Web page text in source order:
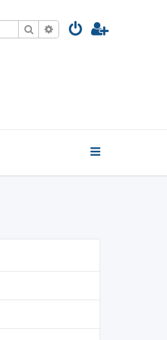
Suche Erweiterte Suche